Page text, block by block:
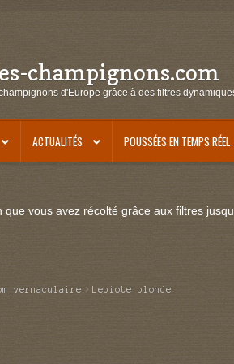
champignons.com
d'Europe grâce à des filtres
ACTUALITÉS POUSSÉES EN TEMPS RÉEL
que vous avez récolté grâce aux filtres
Lepiote blonde